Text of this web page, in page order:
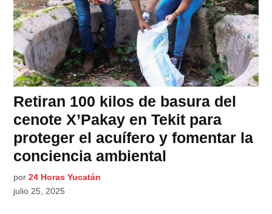
Retiran 100 kilos de basura del
cenote X’Pakay en Tekit para
proteger el acuífero y fomentar la
conciencia ambiental
por 24 Horas Yucatán
julio 25, 2025